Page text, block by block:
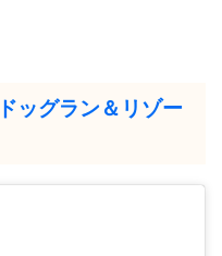
ッグラン＆リゾー